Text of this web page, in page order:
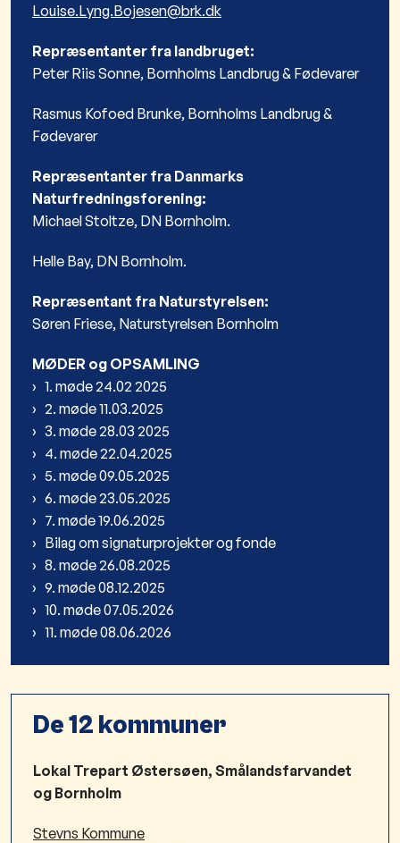
Louise.Lyng.Bojesen@brk.dk
Repræsentanter fra landbruget:
Peter Riis Sonne, Bornholms Landbrug & Fødevarer
Rasmus Kofoed Brunke, Bornholms Landbrug &
Fødevarer
Repræsentanter fra Danmarks
Naturfredningsforening:
Michael Stoltze, DN Bornholm.
Helle Bay, DN Bornholm.
Repræsentant fra Naturstyrelsen:
Søren Friese, Naturstyrelsen Bornholm
MØDER og OPSAMLING
1. møde 24.02 2025
2. møde 11.03.2025
3. møde 28.03 2025
4. møde 22.04.2025
5. møde 09.05.2025
6. møde 23.05.2025
7. møde 19.06.2025
Bilag om signaturprojekter og fonde
8. møde 26.08.2025
9. møde 08.12.2025
10. møde 07.05.2026
11. møde 08.06.2026
De 12 kommuner
Lokal Trepart Østersøen, Smålandsfarvandet
og Bornholm
Stevns Kommune